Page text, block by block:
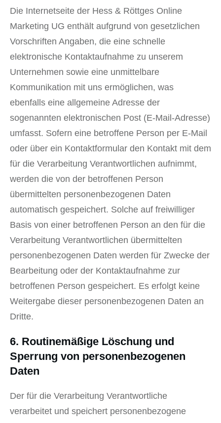
Die Internetseite der Hess & Röttges Online
Marketing UG enthält aufgrund von gesetzlichen
Vorschriften Angaben, die eine schnelle
elektronische Kontaktaufnahme zu unserem
Unternehmen sowie eine unmittelbare
Kommunikation mit uns ermöglichen, was
ebenfalls eine allgemeine Adresse der
sogenannten elektronischen Post (E-Mail-Adresse)
umfasst. Sofern eine betroffene Person per E-Mail
oder über ein Kontaktformular den Kontakt mit dem
für die Verarbeitung Verantwortlichen aufnimmt,
werden die von der betroffenen Person
übermittelten personenbezogenen Daten
automatisch gespeichert. Solche auf freiwilliger
Basis von einer betroffenen Person an den für die
Verarbeitung Verantwortlichen übermittelten
personenbezogenen Daten werden für Zwecke der
Bearbeitung oder der Kontaktaufnahme zur
betroffenen Person gespeichert. Es erfolgt keine
Weitergabe dieser personenbezogenen Daten an
Dritte.
6. Routinemäßige Löschung und
Sperrung von personenbezogenen
Daten
Der für die Verarbeitung Verantwortliche
verarbeitet und speichert personenbezogene